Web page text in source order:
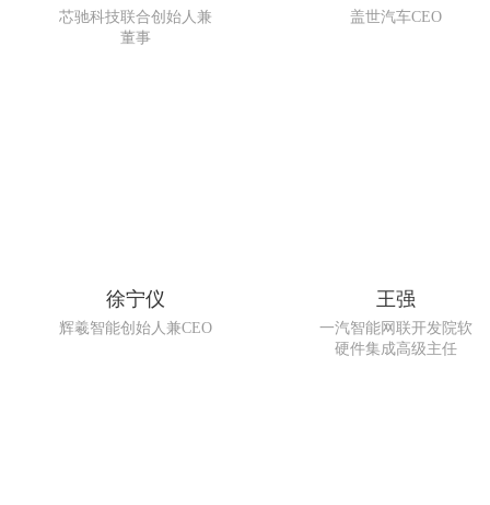
芯驰科技联合创始人兼
董事
盖世汽车CEO
徐宁仪
辉羲智能创始人兼CEO
王强
一汽智能网联开发院软
硬件集成高级主任